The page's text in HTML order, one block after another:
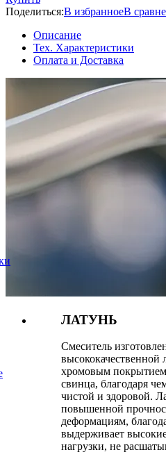
Поделиться:В избранноеВ
Описание
Тех. Характеристики
Оплата и Доставка
ЛАТУНЬ
Смеситель
высококачественной
хромовым покрытием
свинца, благодаря
чистой и здоровой.
повышенной
деформациям,
выдерживает
нагрузки, не